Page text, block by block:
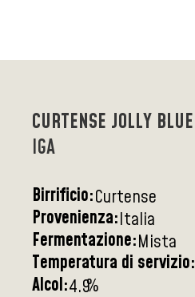
CURTENSE JOLLY BLUE
IGA
Birrificio:Curtense
Provenienza:Italia
Fermentazione:Mista
Temperatura di servizio:
Alcol:4.9%